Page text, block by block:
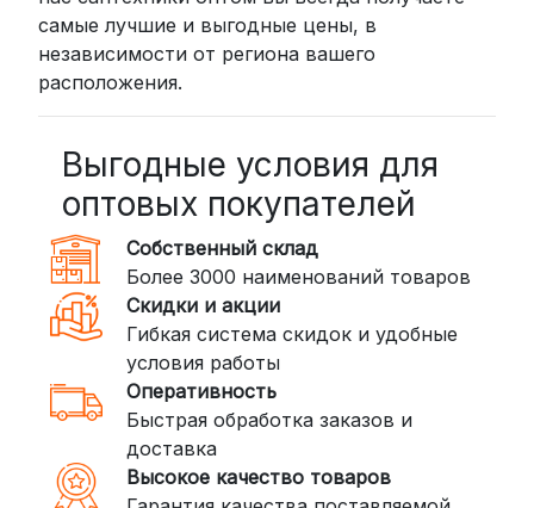
курьером до двери (от 3 дней).
Стоимость начинается от300
рублей
пунктов выдачи или курьером.
Сроки — от 2 дней, стоимость — от
350 рублей
DPD: Международная служба
доставки, которая работает и
внутри России. Сроки — от 2 дней,
стоимость — от 400 рублей
3. Доставка крупногабаритных грузов
(ПЭК, КИТ, Байкал Сервис)
Если ваш заказ включает большие или
тяжелые товары, мы рекомендуем
самые лучшие и выгодные цены, в
независимости от региона вашего
расположения.
Выгодные условия для
оптовых покупателей
Собственный склад
Более 3000 наименований товаров
Скидки и акции
Гибкая система скидок и удобные
условия работы
Оперативность
Быстрая обработка заказов и
доставка
Высокое качество товаров